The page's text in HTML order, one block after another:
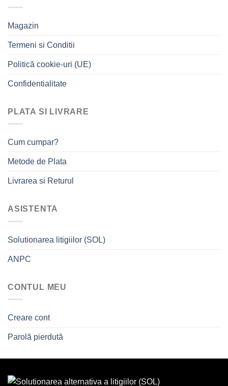
Magazin
Termeni si Conditii
Politică cookie-uri (UE)
Confidentialitate
PLATA SI LIVRARE
Cum cumpar?
Metode de Plata
Livrarea si Returul
ASISTENTA
Solutionarea litigiilor (SOL)
ANPC
CONTUL MEU
Creare cont
Parolă pierdută